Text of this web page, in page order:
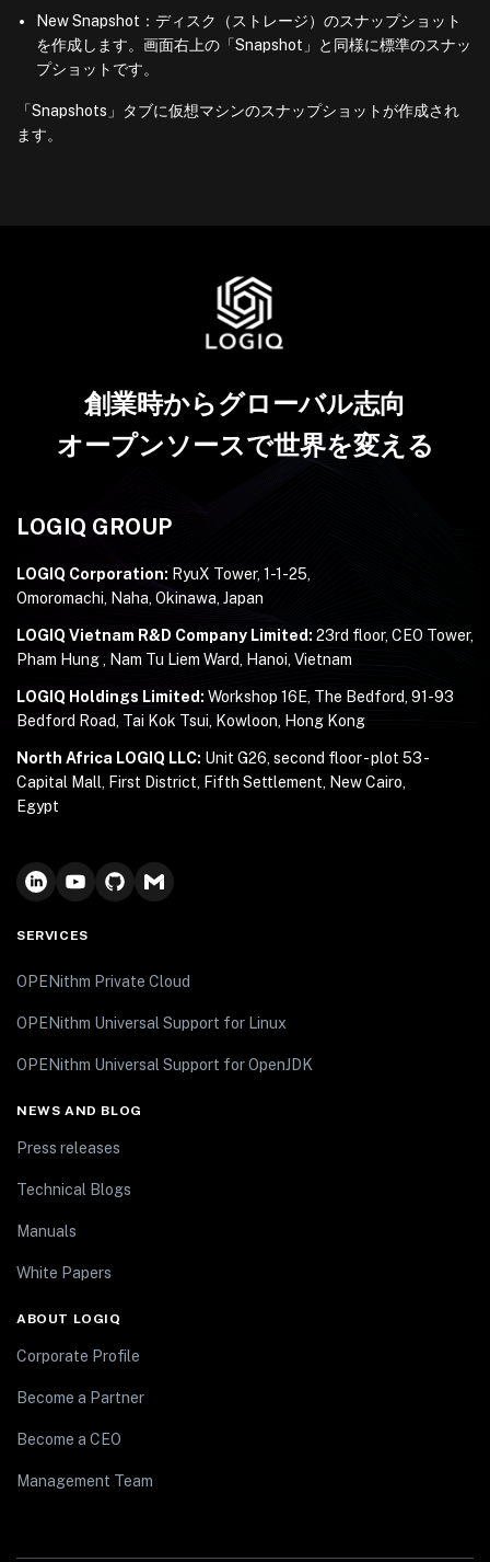
New Snapshot：ディスク（ストレージ）のスナップショット
を作成します。画面右上の「Snapshot」と同様に標準のスナッ
プショットです。
「Snapshots」タブに仮想マシンのスナップショットが作成され
ます。
創業時からグローバル志向
オープンソースで世界を変える
LOGIQ GROUP
LOGIQ Corporation: RyuX Tower, 1-1-25,
Omoromachi, Naha, Okinawa, Japan
LOGIQ Vietnam R&D Company Limited: 23rd floor, CEO Tower,
Pham Hung , Nam Tu Liem Ward, Hanoi, Vietnam
LOGIQ Holdings Limited: Workshop 16E, The Bedford, 91-93
Bedford Road, Tai Kok Tsui, Kowloon, Hong Kong
North Africa LOGIQ LLC: Unit G26, second floor - plot 53 -
Capital Mall, First District, Fifth Settlement, New Cairo,
Egypt
SERVICES
OPENithm Private Cloud
OPENithm Universal Support for Linux
OPENithm Universal Support for OpenJDK
NEWS AND BLOG
Press releases
Technical Blogs
Manuals
White Papers
ABOUT LOGIQ
Corporate Profile
Become a Partner
Become a CEO
Management Team